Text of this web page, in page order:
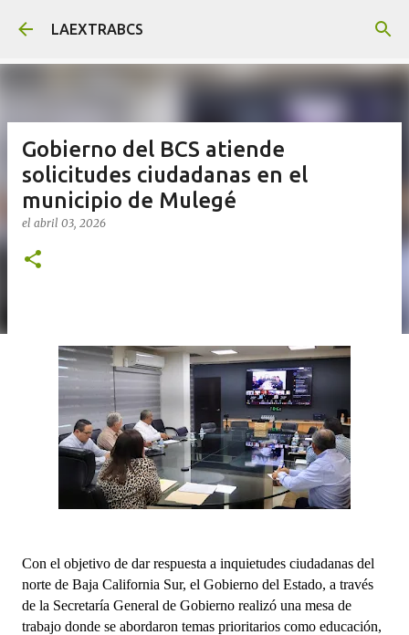
Ir al contenido principal
LAEXTRABCS
Gobierno del BCS atiende
solicitudes ciudadanas en el
municipio de Mulegé
el abril 03, 2026
Con el objetivo de dar respuesta a inquietudes ciudadanas del
norte de Baja California Sur, el Gobierno del Estado, a través
de la Secretaría General de Gobierno realizó una mesa de
trabajo donde se abordaron temas prioritarios como educación,